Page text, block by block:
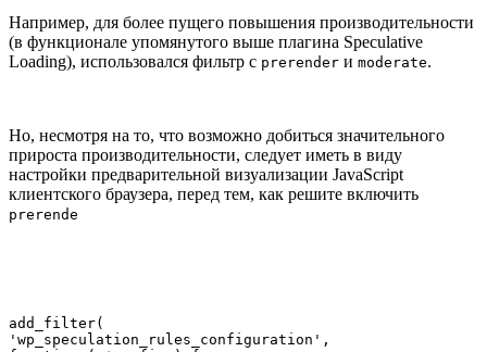
Например, для более пущего повышения производительности
(в функционале упомянутого выше плагина Speculative
Loading), использовался фильтр с prerender и moderate.
Но, несмотря на то, что возможно добиться значительного
прироста производительности, следует иметь в виду
настройки предварительной визуализации JavaScript
клиентского браузера, перед тем, как решите включить
prerende
add_filter(
'wp_speculation_rules_configuration',